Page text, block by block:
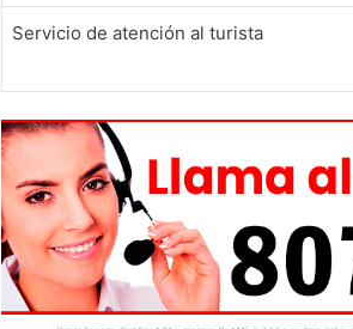
Servicio de atención al turista